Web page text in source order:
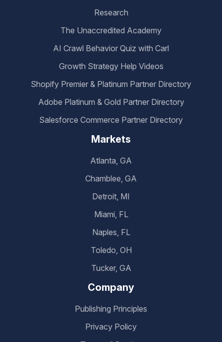
Research
The Unaccredited Academy
AI Crawl Behavior Quiz with Carl
Growth Strategy Help Videos
Shopify Premier & Platinum Partner Directory
Adobe Platinum & Gold Partner Directory
Salesforce Commerce Partner Directory
Markets
Atlanta, GA
Chamblee, GA
Detroit, MI
Miami, FL
Naples, FL
Toledo, OH
Tucker, GA
Company
Publishing Principles
Privacy Policy